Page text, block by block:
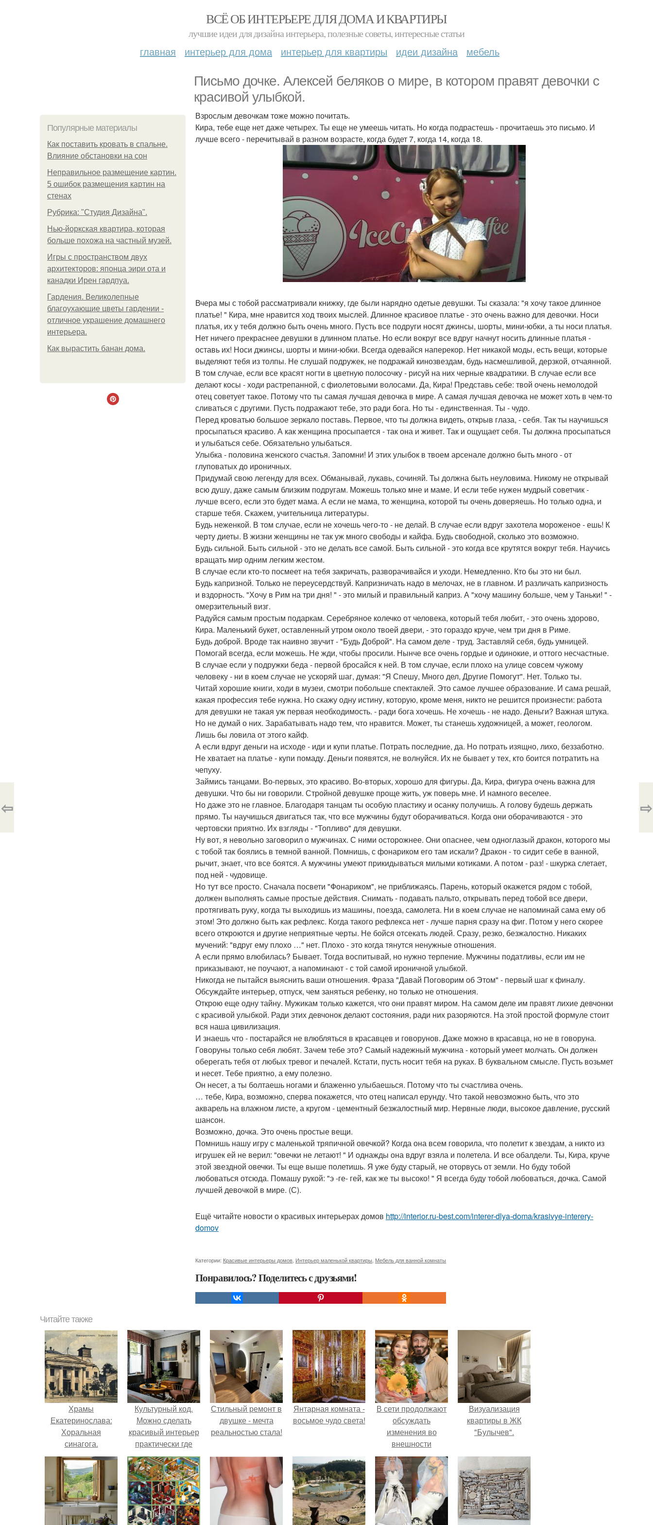
ВСЁ ОБ ИНТЕРЬЕРЕ ДЛЯ ДОМА И КВАРТИРЫ
лучшие идеи для дизайна интерьера, полезные советы, интересные статьи
главная интерьер для дома интерьер для квартиры идеи дизайна мебель
Письмо дочке. Алексей беляков о мире, в котором правят девочки с
красивой улыбкой.
Популярные материалы
Как поставить кровать в спальне.
Влияние обстановки на сон
Неправильное размещение картин.
5 ошибок размещения картин на
стенах
Рубрика: "Студия Дизайна".
Нью-йоркская квартира, которая
больше похожа на частный музей.
Игры с пространством двух
архитекторов: японца эири ота и
канадки Ирен гардпуа.
Гардения. Великолепные
благоухающие цветы гардении -
отличное украшение домашнего
интерьера.
Как вырастить банан дома.
Взрослым девочкам тоже можно почитать.
Кира, тебе еще нет даже четырех. Ты еще не умеешь читать. Но когда подрастешь - прочитаешь это письмо. И
лучше всего - перечитывай в разном возрасте, когда будет 7, когда 14, когда 18.
Вчера мы с тобой рассматривали книжку, где были нарядно одетые девушки. Ты сказала: "я хочу такое длинное
платье! " Кира, мне нравится ход твоих мыслей. Длинное красивое платье - это очень важно для девочки. Носи
платья, их у тебя должно быть очень много. Пусть все подруги носят джинсы, шорты, мини-юбки, а ты носи платья.
Нет ничего прекраснее девушки в длинном платье. Но если вокруг все вдруг начнут носить длинные платья -
оставь их! Носи джинсы, шорты и мини-юбки. Всегда одевайся наперекор. Нет никакой моды, есть вещи, которые
выделяют тебя из толпы. Не слушай подружек, не подражай кинозвездам, будь насмешливой, дерзкой, отчаянной.
В том случае, если все красят ногти в цветную полосочку - рисуй на них черные квадратики. В случае если все
делают косы - ходи растрепанной, с фиолетовыми волосами. Да, Кира! Представь себе: твой очень немолодой
отец советует такое. Потому что ты самая лучшая девочка в мире. А самая лучшая девочка не может хоть в чем-то
сливаться с другими. Пусть подражают тебе, это ради бога. Но ты - единственная. Ты - чудо.
Перед кроватью большое зеркало поставь. Первое, что ты должна видеть, открыв глаза, - себя. Так ты научишься
просыпаться красиво. А как женщина просыпается - так она и живет. Так и ощущает себя. Ты должна просыпаться
и улыбаться себе. Обязательно улыбаться.
Улыбка - половина женского счастья. Запомни! И этих улыбок в твоем арсенале должно быть много - от
глуповатых до ироничных.
Придумай свою легенду для всех. Обманывай, лукавь, сочиняй. Ты должна быть неуловима. Никому не открывай
всю душу, даже самым близким подругам. Можешь только мне и маме. И если тебе нужен мудрый советчик -
лучше всего, если это будет мама. А если не мама, то женщина, которой ты очень доверяешь. Но только одна, и
старше тебя. Скажем, учительница литературы.
Будь неженкой. В том случае, если не хочешь чего-то - не делай. В случае если вдруг захотела мороженое - ешь! К
черту диеты. В жизни женщины не так уж много свободы и кайфа. Будь свободной, сколько это возможно.
Будь сильной. Быть сильной - это не делать все самой. Быть сильной - это когда все крутятся вокруг тебя. Научись
вращать мир одним легким жестом.
В случае если кто-то посмеет на тебя закричать, разворачивайся и уходи. Немедленно. Кто бы это ни был.
Будь капризной. Только не переусердствуй. Капризничать надо в мелочах, не в главном. И различать капризность
и вздорность. "Хочу в Рим на три дня! " - это милый и правильный каприз. А "хочу машину больше, чем у Таньки! " -
омерзительный визг.
Радуйся самым простым подаркам. Серебряное колечко от человека, который тебя любит, - это очень здорово,
Кира. Маленький букет, оставленный утром около твоей двери, - это гораздо круче, чем три дня в Риме.
Будь доброй. Вроде так наивно звучит - "Будь Доброй". На самом деле - труд. Заставляй себя, будь умницей.
Помогай всегда, если можешь. Не жди, чтобы просили. Нынче все очень гордые и одинокие, и оттого несчастные.
В случае если у подружки беда - первой бросайся к ней. В том случае, если плохо на улице совсем чужому
человеку - ни в коем случае не ускоряй шаг, думая: "Я Спешу, Много дел, Другие Помогут". Нет. Только ты.
Читай хорошие книги, ходи в музеи, смотри побольше спектаклей. Это самое лучшее образование. И сама решай,
какая профессия тебе нужна. Но скажу одну истину, которую, кроме меня, никто не решится произнести: работа
для девушки не такая уж первая необходимость. - ради бога хочешь. Не хочешь - не надо. Деньги? Важная штука.
Но не думай о них. Зарабатывать надо тем, что нравится. Может, ты станешь художницей, а может, геологом.
Лишь бы ловила от этого кайф.
А если вдруг деньги на исходе - иди и купи платье. Потрать последние, да. Но потрать изящно, лихо, беззаботно.
Не хватает на платье - купи помаду. Деньги появятся, не волнуйся. Их не бывает у тех, кто боится потратить на
чепуху.
Займись танцами. Во-первых, это красиво. Во-вторых, хорошо для фигуры. Да, Кира, фигура очень важна для
девушки. Что бы ни говорили. Стройной девушке проще жить, уж поверь мне. И намного веселее.
Но даже это не главное. Благодаря танцам ты особую пластику и осанку получишь. А голову будешь держать
прямо. Ты научишься двигаться так, что все мужчины будут оборачиваться. Когда они оборачиваются - это
чертовски приятно. Их взгляды - "Топливо" для девушки.
Ну вот, я невольно заговорил о мужчинах. С ними осторожнее. Они опаснее, чем одноглазый дракон, которого мы
с тобой так боялись в темной ванной. Помнишь, с фонариком его там искали? Дракон - то сидит себе в ванной,
рычит, знает, что все боятся. А мужчины умеют прикидываться милыми котиками. А потом - раз! - шкурка слетает,
под ней - чудовище.
Но тут все просто. Сначала посвети "Фонариком", не приближаясь. Парень, который окажется рядом с тобой,
должен выполнять самые простые действия. Снимать - подавать пальто, открывать перед тобой все двери,
протягивать руку, когда ты выходишь из машины, поезда, самолета. Ни в коем случае не напоминай сама ему об
этом! Это должно быть как рефлекс. Когда такого рефлекса нет - лучше парня сразу на фиг. Потом у него скорее
всего откроются и другие неприятные черты. Не бойся отсекать людей. Сразу, резко, безжалостно. Никаких
мучений: "вдруг ему плохо …" нет. Плохо - это когда тянутся ненужные отношения.
А если прямо влюбилась? Бывает. Тогда воспитывай, но нужно терпение. Мужчины податливы, если им не
приказывают, не поучают, а напоминают - с той самой ироничной улыбкой.
Никогда не пытайся выяснить ваши отношения. Фраза "Давай Поговорим об Этом" - первый шаг к финалу.
Обсуждайте интерьер, отпуск, чем заняться ребенку, но только не отношения.
Открою еще одну тайну. Мужикам только кажется, что они правят миром. На самом деле им правят лихие девчонки
с красивой улыбкой. Ради этих девчонок делают состояния, ради них разоряются. На этой простой формуле стоит
вся наша цивилизация.
И знаешь что - постарайся не влюбляться в красавцев и говорунов. Даже можно в красавца, но не в говоруна.
Говоруны только себя любят. Зачем тебе это? Самый надежный мужчина - который умеет молчать. Он должен
оберегать тебя от любых тревог и печалей. Кстати, пусть носит тебя на руках. В буквальном смысле. Пусть возьмет
и несет. Тебе приятно, а ему полезно.
Он несет, а ты болтаешь ногами и блаженно улыбаешься. Потому что ты счастлива очень.
… тебе, Кира, возможно, сперва покажется, что отец написал ерунду. Что такой невозможно быть, что это
акварель на влажном листе, а кругом - цементный безжалостный мир. Нервные люди, высокое давление, русский
шансон.
Возможно, дочка. Это очень простые вещи.
Помнишь нашу игру с маленькой тряпичной овечкой? Когда она всем говорила, что полетит к звездам, а никто из
игрушек ей не верил: "овечки не летают! " И однажды она вдруг взяла и полетела. И все обалдели. Ты, Кира, круче
этой звездной овечки. Ты еще выше полетишь. Я уже буду старый, не оторвусь от земли. Но буду тобой
любоваться отсюда. Помашу рукой: "э -ге- гей, как же ты высоко! " Я всегда буду тобой любоваться, дочка. Самой
лучшей девочкой в мире. (С).
Ещё читайте новости о красивых интерьерах домов http://interior.ru-best.com/interer-dlya-doma/krasivye-interery-
domov
Категории: Красивые интерьеры домов Интерьер маленькой квартиры Мебель для ванной комнаты
Понравилось? Поделитесь с друзьями!
⇦ ⇨
Читайте также
Храмы
Екатеринослава:
Хоральная
синагога.
Культурный код.
Можно сделать
красивый интерьер
практически где
угодно.
Стильный ремонт в
двушке - мечта
реальностью стала!
Янтарная комната -
восьмое чудо света!
В сети продолжают
обсуждать
изменения во
внешности
актрисы.
Визуализация
квартиры в ЖК
"Булычев".